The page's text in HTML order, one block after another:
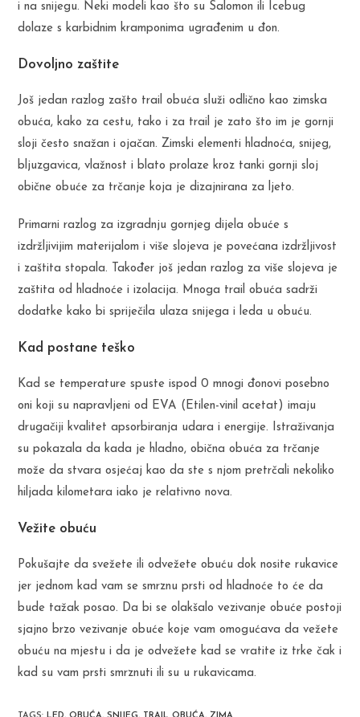
i na snijegu. Neki modeli kao što su Salomon ili Icebug
dolaze s karbidnim kramponima ugrađenim u đon.
Dovoljno zaštite
Još jedan razlog zašto trail obuća služi odlično kao zimska
obuća, kako za cestu, tako i za trail je zato što im je gornji
sloji često snažan i ojačan. Zimski elementi hladnoća, snijeg,
bljuzgavica, vlažnost i blato prolaze kroz tanki gornji sloj
obične obuće za trčanje koja je dizajnirana za ljeto.
Primarni razlog za izgradnju gornjeg dijela obuće s
izdržljivijim materijalom i više slojeva je povećana izdržljivost
i zaštita stopala. Također još jedan razlog za više slojeva je
zaštita od hladnoće i izolacija. Mnoga trail obuća sadrži
dodatke kako bi spriječila ulaza snijega i leda u obuću.
Kad postane teško
Kad se temperature spuste ispod 0 mnogi đonovi posebno
oni koji su napravljeni od EVA (Etilen-vinil acetat) imaju
drugačiji kvalitet apsorbiranja udara i energije. Istraživanja
su pokazala da kada je hladno, obična obuća za trčanje
može da stvara osjećaj kao da ste s njom pretrčali nekoliko
hiljada kilometara iako je relativno nova.
Vežite obuću
Pokušajte da svežete ili odvežete obuću dok nosite rukavice
jer jednom kad vam se smrznu prsti od hladnoće to će da
bude tažak posao. Da bi se olakšalo vezivanje obuće postoji
sjajno brzo vezivanje obuće koje vam omogućava da vežete
obuću na mjestu i da je odvežete kad se vratite iz trke čak i
kad su vam prsti smrznuti ili su u rukavicama.